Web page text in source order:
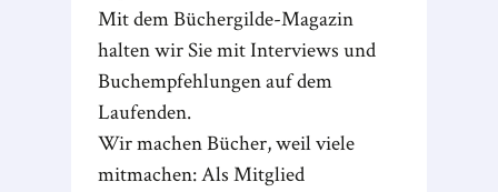
Mit dem Büchergilde-Magazin
halten wir Sie mit Interviews und
Buchempfehlungen auf dem
Laufenden.
Wir machen Bücher, weil viele
mitmachen: Als Mitglied